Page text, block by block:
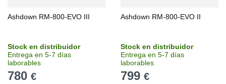
Ashdown RM-800-EVO III
Stock en distribuidor
Entrega en 5-7 días
laborables
780 €
Ashdown RM-800-EVO II
Stock en distribuidor
Entrega en 5-7 días
laborables
799 €